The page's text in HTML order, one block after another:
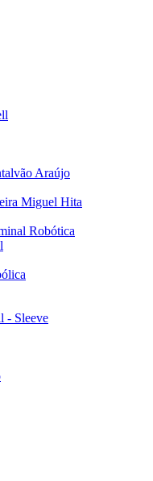
Araújo
Miguel Hita
Robótica
- Sleeve